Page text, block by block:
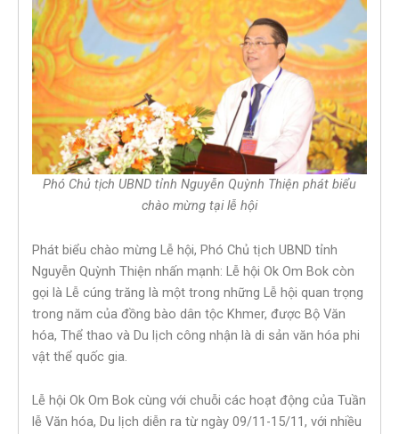
Phó Chủ tịch UBND tỉnh Nguyễn Quỳnh Thiện phát biểu
chào mừng tại lễ hội
Phát biểu chào mừng Lễ hội, Phó Chủ tịch UBND tỉnh
Nguyễn Quỳnh Thiện nhấn mạnh: Lễ hội Ok Om Bok còn
gọi là Lễ cúng trăng là một trong những Lễ hội quan trọng
trong năm của đồng bào dân tộc Khmer, được Bộ Văn
hóa, Thể thao và Du lịch công nhận là di sản văn hóa phi
vật thể quốc gia.
Lễ hội Ok Om Bok cùng với chuỗi các hoạt động của Tuần
lễ Văn hóa, Du lịch diễn ra từ ngày 09/11-15/11, với nhiều